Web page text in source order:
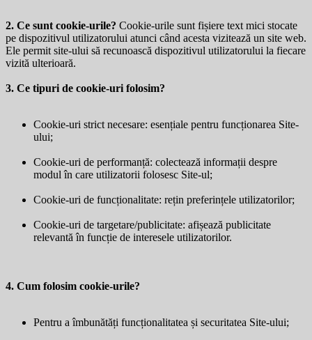
2. Ce sunt cookie-urile? Cookie-urile sunt fișiere text mici stocate
pe dispozitivul utilizatorului atunci când acesta vizitează un site web.
Ele permit site-ului să recunoască dispozitivul utilizatorului la fiecare
vizită ulterioară.
3. Ce tipuri de cookie-uri folosim?
Cookie-uri strict necesare: esențiale pentru funcționarea Site-
ului;
Cookie-uri de performanță: colectează informații despre
modul în care utilizatorii folosesc Site-ul;
Cookie-uri de funcționalitate: rețin preferințele utilizatorilor;
Cookie-uri de targetare/publicitate: afișează publicitate
relevantă în funcție de interesele utilizatorilor.
4. Cum folosim cookie-urile?
Pentru a îmbunătăți funcționalitatea și securitatea Site-ului;